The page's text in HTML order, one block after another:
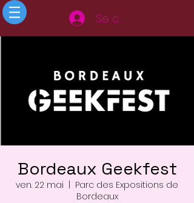
Se connecter
Bordeaux Geekfest
ven. 22 mai
Parc des Expositions de
Bordeaux